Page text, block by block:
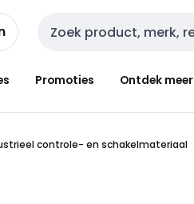
Zoekveld invoer
Promoties Ontdek meer
controle- en schakelmateriaal